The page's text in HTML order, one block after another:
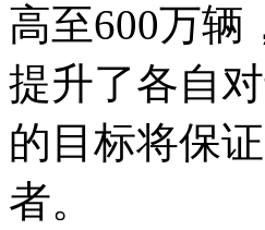
高至600万辆
提升了各自
的目标将保
者。